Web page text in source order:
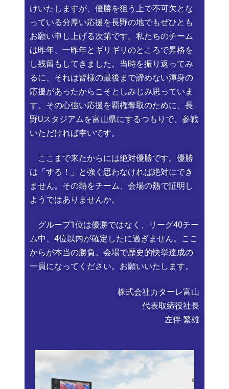
けいたしますが、優勝を狙う上で不可欠とな
っている分厚い応援を長野の地でもぜひとも
お願い申し上げる次第です。私たちのチーム
は昨年、一昨年とギリギリのところで昇格を
し残留もしてきました。当時を振り返ってみ
るに、それは皆様の最後まで諦めない渾身の
応援があったからこそとしみじみ思っていま
す。その心強い応援を覇権奪取のために、長
野Uスタジアムを富山県にするつもりで、参戦
いただければ幸いです。
ここまで来たからには絶対優勝です。優勝
は「する！」と強く思わなければ絶対にでき
ません。その熱をチーム、会場の熱で証明し
ようではありませんか。
グループ1位は優勝ではなく、リーグ40チー
ム中、4位以内が確定したに過ぎません。ここ
からが本当の勝負。会場で歴史的快挙達成の
一員になってください。お願いいたします。
株式会社カターレ富山
代表取締役社長
左伴 繁雄